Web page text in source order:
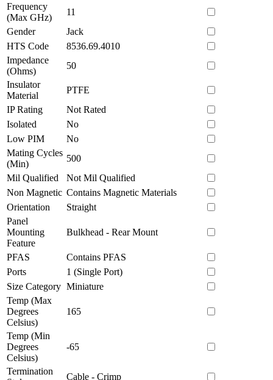
Frequency
(Max GHz)
11
Gender
Jack
HTS Code
8536.69.4010
Impedance
(Ohms)
50
Insulator
Material
PTFE
IP Rating
Not Rated
Isolated
No
Low PIM
No
Mating Cycles
(Min)
500
Mil Qualified
Not Mil Qualified
Non Magnetic Contains Magnetic Materials
Orientation
Straight
Panel
Mounting
Feature
Bulkhead - Rear Mount
PFAS
Contains PFAS
Ports
1 (Single Port)
Size Category Miniature
Temp (Max
Degrees
Celsius)
165
Temp (Min
Degrees
Celsius)
-65
Termination
Cable - Crimp